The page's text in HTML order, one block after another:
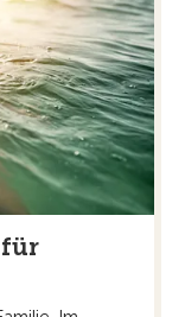
für